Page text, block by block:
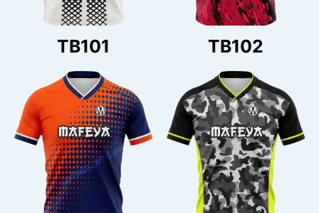
TB101 TB102